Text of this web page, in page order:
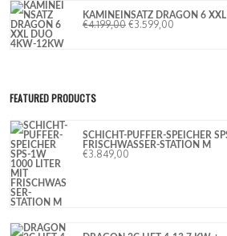
KAMINEINSATZ DRAGON 6
€4.199,00 €3.599,00
FEATURED PRODUCTS
SCHICHT-PUFFER-SPEICHER
FRISCHWASSER-STATION M
€3.849,00